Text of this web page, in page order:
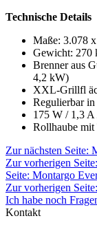
Technische Details
Maße: 3.078
Gewicht: 270
Brenner aus
4,2 kW)
XXL-Grillfl
Regulierbar
175 W / 1,3
Rollhaube
Zur nächsten Seite:
Zur vorherigen Seite:
Seite: Montargo
Zur vorherigen
Ich habe noch
Kontakt